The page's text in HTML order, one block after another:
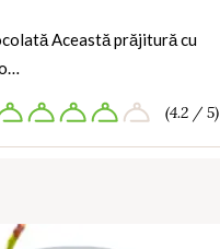
Această prăjitură cu
(4.2 / 5)